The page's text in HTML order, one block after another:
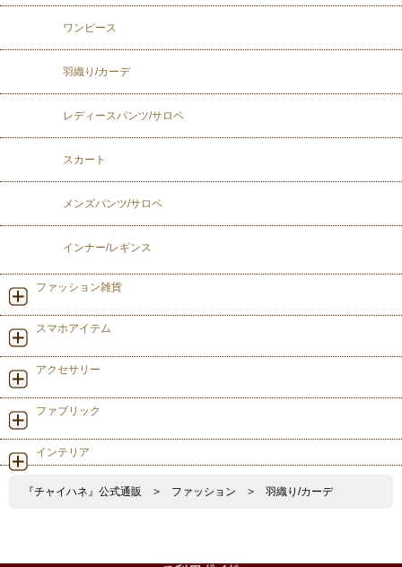
ワンピース
羽織り/カーデ
レディースパンツ/サロペ
スカート
メンズパンツ/サロペ
インナー/レギンス
ファッション雑貨
スマホアイテム
アクセサリー
ファブリック
インテリア
『チャイハネ』公式通販 > ファッション > 羽織り/カーデ